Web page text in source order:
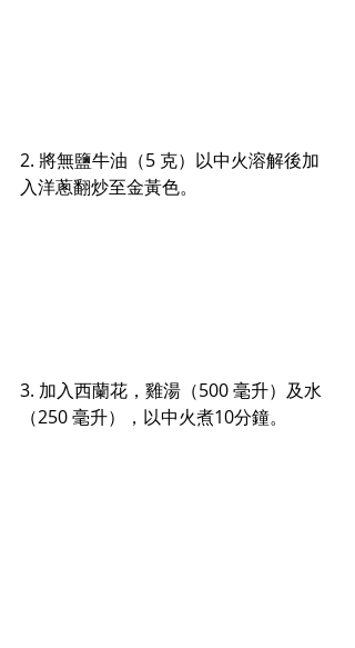
2. 將無鹽牛油（5 克）以中火溶解後加
入洋蔥翻炒至金黃色。
3. 加入西蘭花，雞湯 （500 毫升） 及水
（250 毫升），以中火煮10分鐘。